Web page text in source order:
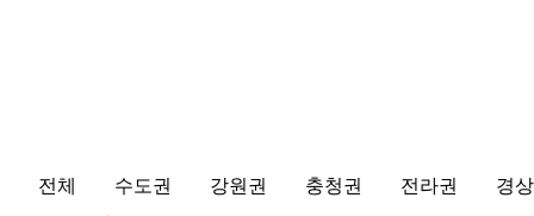
캠핑정보 및 캠핑장비 소개 분류 목
전체 수도권 강원권 충청권 전라권
경